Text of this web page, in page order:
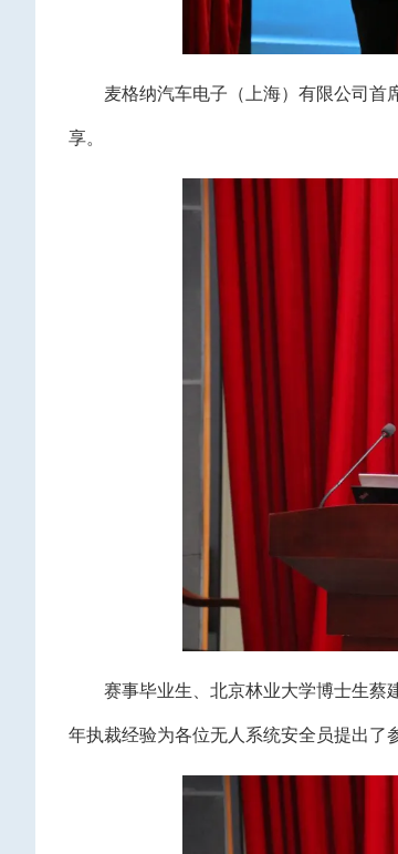
麦格纳汽车电子（上海）有限公司首
享。
赛事毕业生、北京林业大学博士生蔡
年执裁经验为各位无人系统安全员提出了